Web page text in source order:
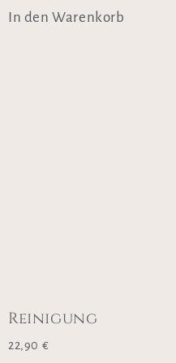
In den Warenkorb
Reinigung
22,90 €